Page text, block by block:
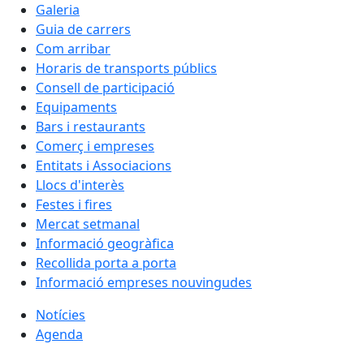
Galeria
Guia de carrers
Com arribar
Horaris de transports públics
Consell de participació
Equipaments
Bars i restaurants
Comerç i empreses
Entitats i Associacions
Llocs d'interès
Festes i fires
Mercat setmanal
Informació geogràfica
Recollida porta a porta
Informació empreses nouvingudes
Notícies
Agenda